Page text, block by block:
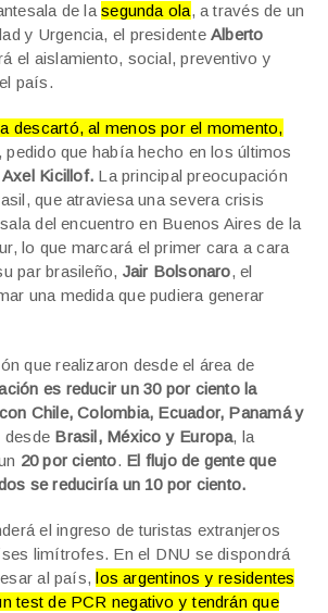
de lasegunda ola, a través de un
y Urgencia, el presidenteAlberto
el aislamiento, social, preventivo y
país.
descartó, al menos por el momento,
, pedido que había hecho en los últimos
Axel Kicillof. La principal preocupación
que atraviesa una severa crisis
del encuentro en Buenos Aires de la
lo que marcará el primer cara a cara
par brasileño, Jair Bolsonaro, el
una medida que pudiera generar
que realizaron desde el área de
es reducir un 30 por ciento la
Chile, Colombia, Ecuador, Panamá y
desde Brasil, México y Europa, la
20 por ciento. El flujo de gente que
se reduciría un 10 por ciento.
el ingreso de turistas extranjeros
limítrofes. En el DNU se dispondrá
al país,los argentinos y residentes
test de PCR negativo y tendrán que